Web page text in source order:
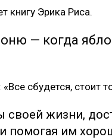
книгу Эрика Риса.
— когда
сбудется, стоит
своей жизни,
помогая им